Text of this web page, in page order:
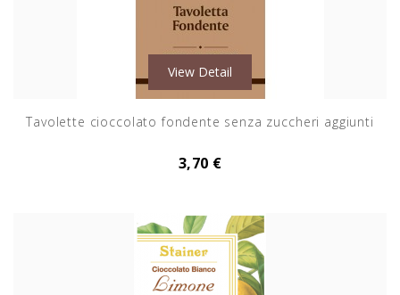
View Detail
Tavolette cioccolato fondente senza zuccheri aggiunti
3,70 €